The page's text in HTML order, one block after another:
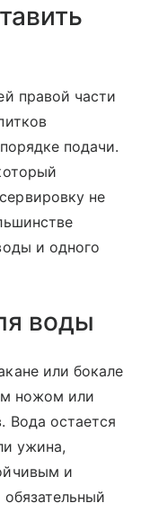
правой части
подачи.
не
и одного
воды
или бокале
ножом или
Вода остается
ужина,
и